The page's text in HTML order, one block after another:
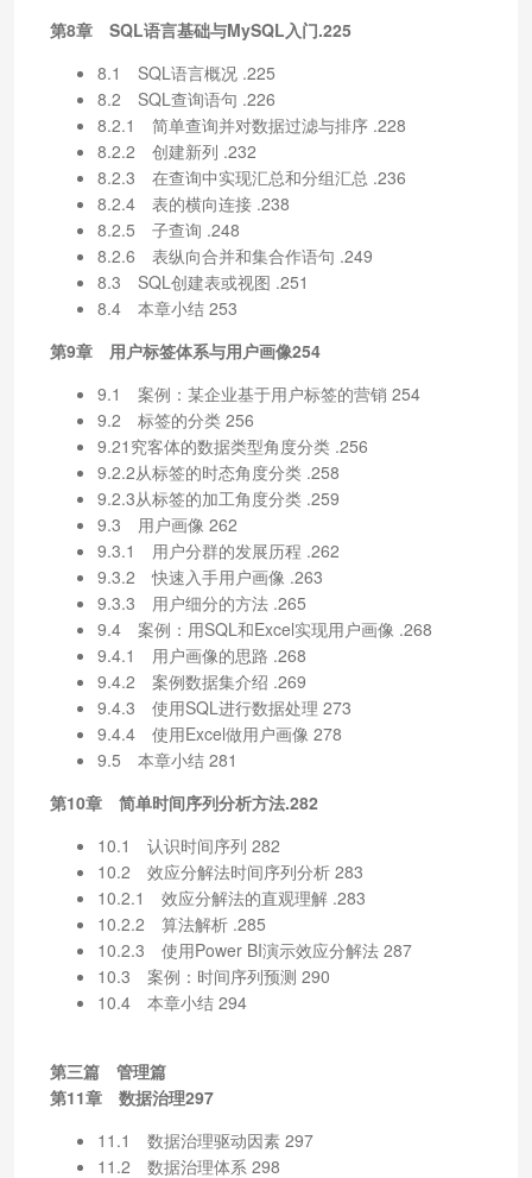
第8章 SQL语言基础与MySQL入门.225
8.1 SQL语言概况 .225
8.2 SQL查询语句 .226
8.2.1 简单查询并对数据过滤与排序 .228
8.2.2 创建新列 .232
8.2.3 在查询中实现汇总和分组汇总 .236
8.2.4 表的横向连接 .238
8.2.5 子查询 .248
8.2.6 表纵向合并和集合作语句 .249
8.3 SQL创建表或视图 .251
8.4 本章小结 253
第9章 用户标签体系与用户画像254
9.1 案例：某企业基于用户标签的营销 254
9.2 标签的分类 256
9.21究客体的数据类型角度分类 .256
9.2.2从标签的时态角度分类 .258
9.2.3从标签的加工角度分类 .259
9.3 用户画像 262
9.3.1 用户分群的发展历程 .262
9.3.2 快速入手用户画像 .263
9.3.3 用户细分的方法 .265
9.4 案例：用SQL和Excel实现用户画像 .268
9.4.1 用户画像的思路 .268
9.4.2 案例数据集介绍 .269
9.4.3 使用SQL进行数据处理 273
9.4.4 使用Excel做用户画像 278
9.5 本章小结 281
第10章 简单时间序列分析方法.282
10.1 认识时间序列 282
10.2 效应分解法时间序列分析 283
10.2.1 效应分解法的直观理解 .283
10.2.2 算法解析 .285
10.2.3 使用Power BI演示效应分解法 287
10.3 案例：时间序列预测 290
10.4 本章小结 294
第三篇 管理篇
第11章 数据治理297
11.1 数据治理驱动因素 297
11.2 数据治理体系 298